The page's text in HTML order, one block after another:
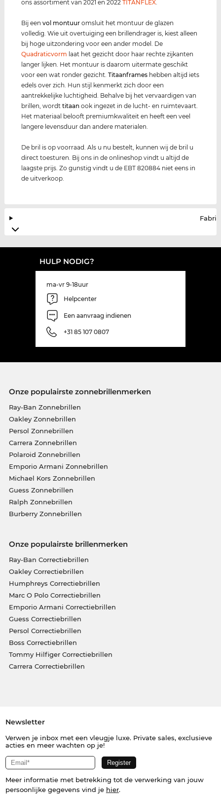
ons assortiment van 2021 en 2022TITANFLEX
Bij eenvol montuur omsluit het montuur de glazen
volledig. Wie uit overtuiging een brillendrager is, kiest alleen
bij hoge uitzondering voor een ander model. De
Quadraticvorm laat het gezicht door haar rechte zijkanten
langer lijken. Het montuur is daarom uitermate geschikt
voor een wat ronder gezicht.Titaanframes hebben altijd iets
edels over zich. Hun stijl kenmerkt zich door een
aantrekkelijke luchtigheid. Behalve bij het vervaardigen van
brillen, wordttitaan ook ingezet in de lucht- en ruimtevaart.
Het materiaal belooft premiumkwaliteit en heeft een veel
langere levensduur dan andere materialen.
De bril is op voorraad. Als u nu bestelt, kunnen wij de bril u
direct toesturen. Bij ons in de onlineshop vindt u altijd de
laagste prijs. Zo gunstig vindt u de EBT 820884 niet eens in
de uitverkoop.
HULP NODIG?
ma-vr 9-18uur
Helpcenter
Een aanvraag indienen
+31 85 107 0807
Onze populairste zonnebrillenmerken
Ray-Ban Zonnebrillen
Oakley Zonnebrillen
Persol Zonnebrillen
Carrera Zonnebrillen
Polaroid Zonnebrillen
Emporio Armani Zonnebrillen
Michael Kors Zonnebrillen
Guess Zonnebrillen
Ralph Zonnebrillen
Burberry Zonnebrillen
Onze populairste brillenmerken
Ray-Ban Correctiebrillen
Oakley Correctiebrillen
Humphreys Correctiebrillen
Marc O Polo Correctiebrillen
Emporio Armani Correctiebrillen
Guess Correctiebrillen
Persol Correctiebrillen
Boss Correctiebrillen
Tommy Hilfiger Correctiebrillen
Carrera Correctiebrillen
Newsletter
Verwen je inbox met een vleugje luxe. Private sales, exclusieve
acties en meer wachten op je!
Meer informatie met betrekking tot de verwerking van jouw
persoonlijke gegevens vind je hier.